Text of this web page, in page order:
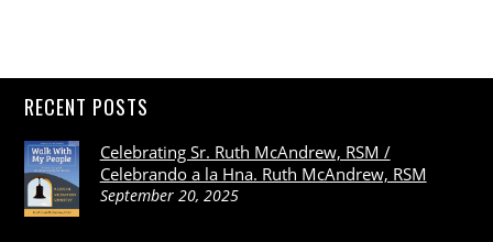
RECENT POSTS
Celebrating Sr. Ruth McAndrew, RSM /
Celebrando a la Hna. Ruth McAndrew, RSM
September 20, 2025